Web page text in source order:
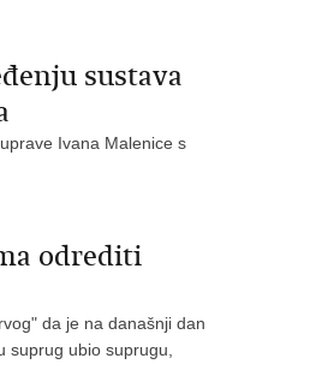
sustava
Ivana Malenice s
odrediti
da je na današnji dan
ubio suprugu,